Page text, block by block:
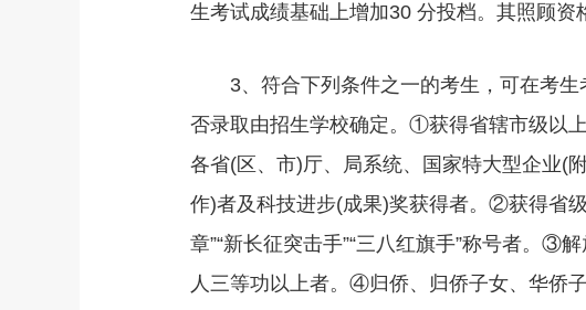
生考试成绩基础上增加30 分投档。其照顾资
3、符合下列条件之一的考生，可在考生
否录取由招生学校确定。①获得省辖市级以
各省(区、市)厅、局系统、国家特大型企业(
作)者及科技进步(成果)奖获得者。②获得省
章”“新长征突击手”“三八红旗手”称号者。③
人三等功以上者。④归侨、归侨子女、华侨